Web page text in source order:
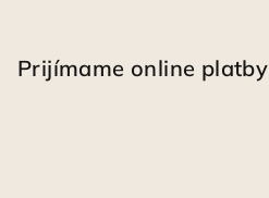
Prijímame online platby